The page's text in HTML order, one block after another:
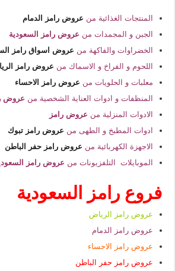
المنتجات الغذائية من عروض رامز الدمام
الجبن و المجمدات من عروض رامز السعودية
الخضراوات والفاكهة من عروض اسواق رامز
اللحوم و الفراخ و الاسماك من عروض رامز
معلبات و الحلويات من عروض رامز الاحساء
المنظفات و ادوات العناية الشخصية من عروض
الادوات المنزلية من عروض رامز
ادوات المطبخ و الطهى من عروض رامز تبوك
الاجهزة الكهربائية من عروض رامز حفر الباطن
الموبايلات التلفزيونات من عروض رامز
فروع رامز السعودية
عروض رامز الرياض
عروض رامز الدمام
عروض رامز الاحساء
عروض رامز حفر الباطن